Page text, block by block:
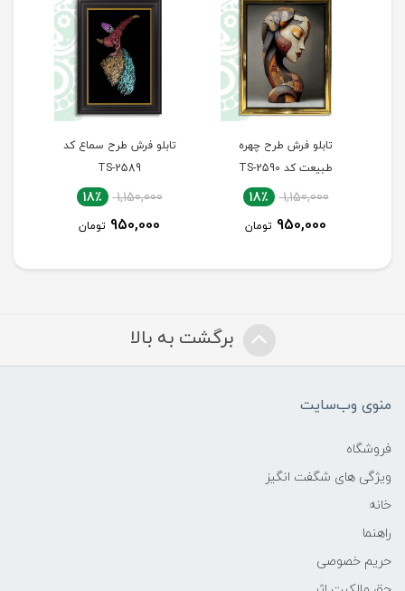
تابلو فرش طرح سماع کد
TS-2589
1,150,000
950,000
تابلو فرش طرح پله‌های
سعادت کد TS-2588
1,700,000
1,400,000
برگشت به بالا
منوی وب‌سایت
فروشگاه
ویژگی های شگفت انگیز
خانه
راهنما
حریم خصوصی